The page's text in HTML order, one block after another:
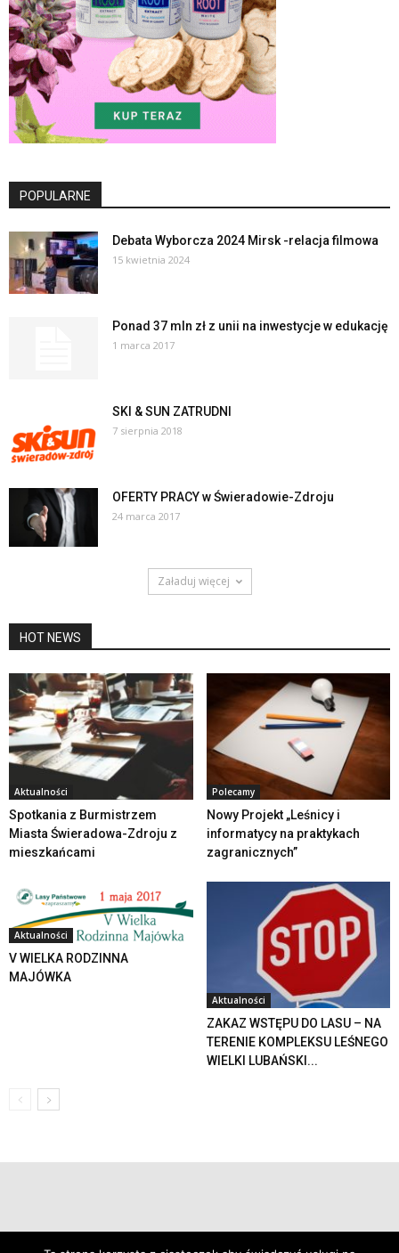
POPULARNE
Debata Wyborcza 2024 Mirsk -relacja filmowa
15 kwietnia 2024
Ponad 37 mln zł z unii na inwestycje w edukację
1 marca 2017
SKI & SUN ZATRUDNI
7 sierpnia 2018
OFERTY PRACY w Świeradowie-Zdroju
24 marca 2017
Załaduj więcej
HOT NEWS
Aktualności
Spotkania z Burmistrzem
Miasta Świeradowa-Zdroju z
mieszkańcami
Polecamy
Nowy Projekt „Leśnicy i
informatycy na praktykach
zagranicznych”
Aktualności
V WIELKA RODZINNA
MAJÓWKA
Aktualności
ZAKAZ WSTĘPU DO LASU – NA
TERENIE KOMPLEKSU LEŚNEGO
WIELKI LUBAŃSKI...